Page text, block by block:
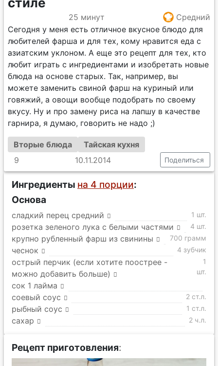
25 минут
Средний
Сегодня у меня есть отличное вкусное блюдо для
любителей фарша и для тех, кому нравится еда с
азиатским уклоном. А еще это рецепт для тех, кто
любит играть с ингредиентами и изобретать новые
блюда на основе старых. Так, например, вы
можете заменить свиной фарш на куриный или
говяжий, а овощи вообще подобрать по своему
вкусу. Ну и про замену риса на лапшу в качестве
гарнира, я думаю, говорить не надо ;)
Вторые блюда
Тайская кухня
9
10.11.2014 Поделиться
Ингредиенты на 4 порции:
Основа
сладкий перец средний 1 шт.
розетка зеленого лука с белыми частями 4 шт.
крупно рубленный фарш из свинины 700 грамм
чеснок 4 зубчик
острый перчик (если хотите поострее -
можно добавить больше)
1
шт.
сок 1 лайма
соевый соус
2 ст.л.
рыбный соус 1 ст.л.
сахар 2 ч.л.
Рецепт приготовления: